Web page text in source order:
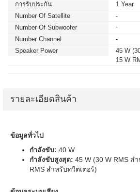
การรับประกัน
1 Year
Number Of Satellite
-
Number Of Subwoofer
-
Number Channel
-
Speaker Power
45 W
15 W
รายละเอียดสินค้า
ข้อมูลทั่วไป
กำลังขับ: 40 W
กำลังขับสูงสุด: 45 W (30 W RMS ส
RMS สำหรับทวีตเตอร์)